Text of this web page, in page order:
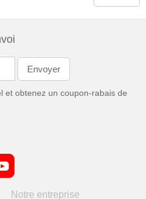
et obtenez un coupon-rabais de
Notre entreprise